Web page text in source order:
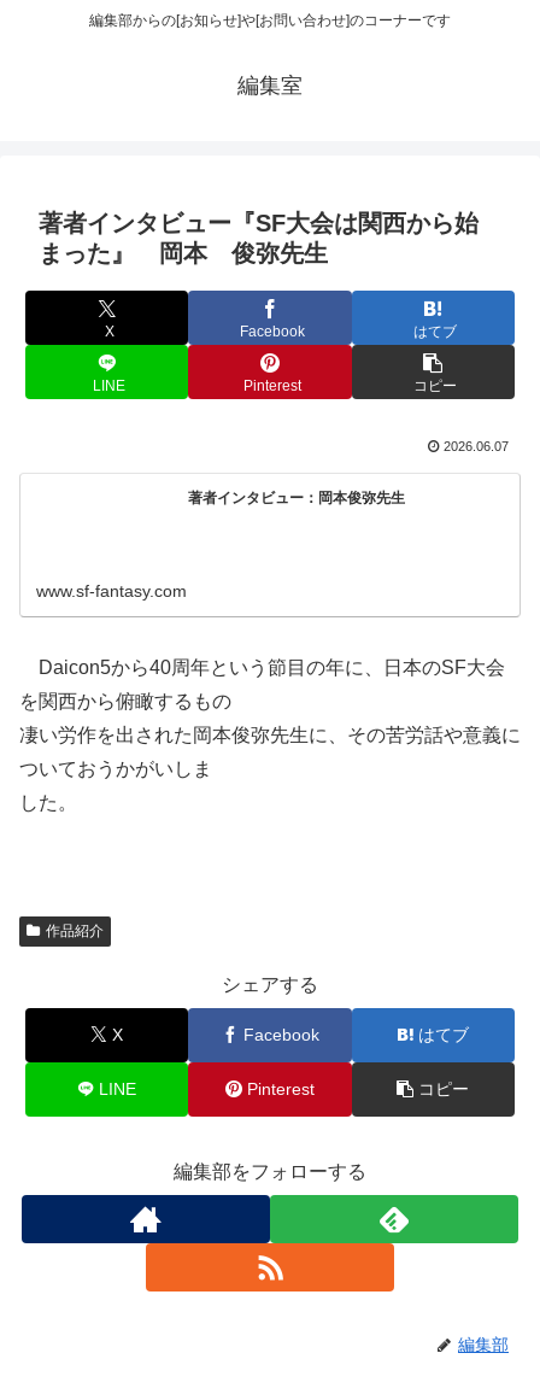
編集部からの[お知らせ]や[お問い合わせ]のコーナーです
編集室
著者インタビュー『SF大会は関西から始
まった』 岡本 俊弥先生
X Facebook はてブ
LINE Pinterest コピー
2026.06.07
著者インタビュー：岡本俊弥先生
www.sf-fantasy.com
Daicon5から40周年という節目の年に、日本のSF大会
を関西から俯瞰するもの
凄い労作を出された岡本俊弥先生に、その苦労話や意義に
ついておうかがいしま
した。
作品紹介
シェアする
X Facebook はてブ
LINE Pinterest コピー
編集部をフォローする
編集部